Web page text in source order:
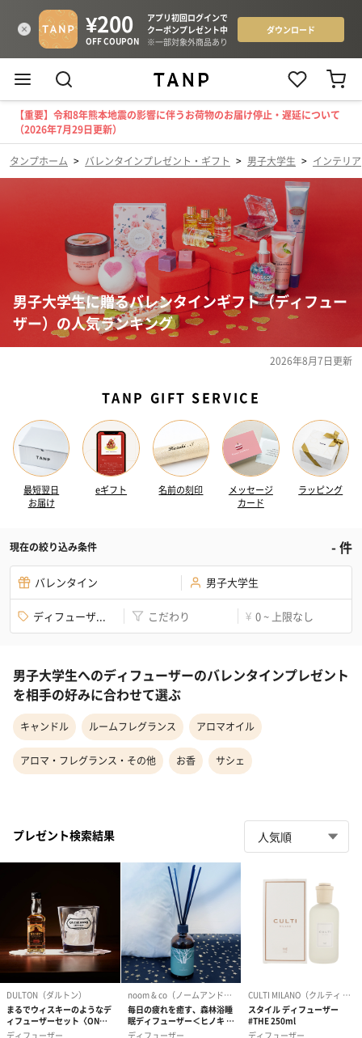
【重要】令和8年熊本地震の影響に伴うお荷物のお届け停止・遅延について
（2026年7月29日更新）
タンプホーム > バレンタインプレゼント・ギフト > 男子大学生 > インテリア
男子大学生に贈るバレンタインギフト（ディフュー
ザー）の人気ランキング
2026年8月7日更新
TANP GIFT SERVICE
最短翌日
お届け
eギフト 名前の刻印
メッセージ
カード
ラッピング
現在の絞り込み条件 -件
バレンタイン 男子大学生
ディフューザ... こだわり ¥ 0 ~ 上限なし
男子大学生へのディフューザーのバレンタインプレゼント
を相手の好みに合わせて選ぶ
キャンドル ルームフレグランス アロマオイル
アロマ・フレグランス・その他 お香 サシェ
プレゼント検索結果